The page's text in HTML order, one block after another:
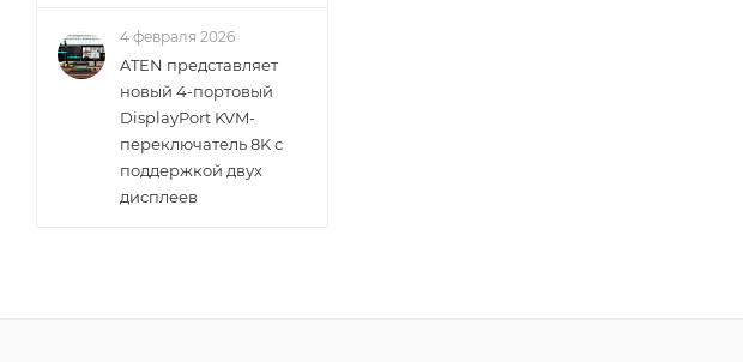
4 февраля 2026
ATEN представляет
новый 4-портовый
DisplayPort KVM-
переключатель 8K с
поддержкой двух
дисплеев